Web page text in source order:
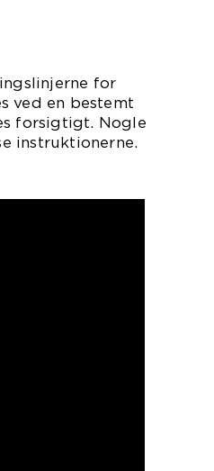
for
ved en bestemt
forsigtigt. Nogle
instruktionerne.